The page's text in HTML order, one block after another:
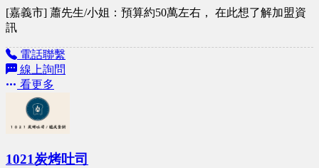
打造出三贏的全新品牌
[嘉義市] 蕭先生/小姐：預算約50萬左右， 在此想了解加盟資
訊
電話聯繫
線上詢問
看更多
1021炭烤吐司